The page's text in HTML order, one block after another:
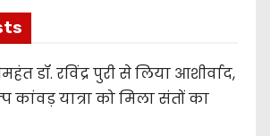
डॉ. रविंद्र पुरी से लिया आशीर्वाद,
यात्रा को मिला संतों का